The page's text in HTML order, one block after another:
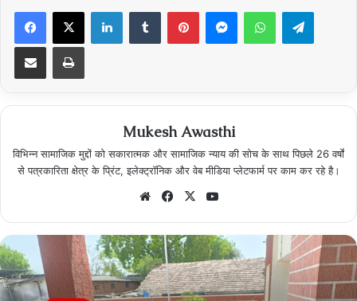
Facebook
X LinkedInTumblr PinterestMessengerWhatsApp
Share via Email Print
Mukesh Awasthi
विभिन्न सामाजिक मुद्दों को सकारात्मक और सामाजिक न्याय की सोच के साथ पिछले 26 वर्षों
से पत्रकारिता क्षेत्र के प्रिंट, इलेक्ट्रॉनिक और वेब मीडिया प्लेटफार्म पर काम कर रहे है।
WebsiteFacebook
X